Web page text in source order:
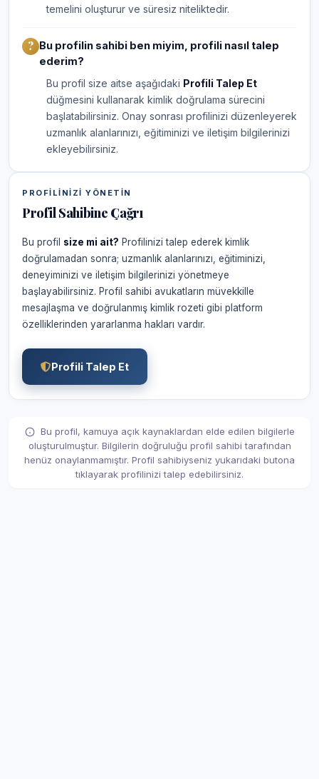
temelini oluşturur ve süresiz niteliktedir.
Bu profilin sahibi ben miyim, profili nasıl talep
ederim?
Bu profil size aitse aşağıdaki Profili Talep Et
düğmesini kullanarak kimlik doğrulama sürecini
başlatabilirsiniz. Onay sonrası profilinizi düzenleyerek
uzmanlık alanlarınızı, eğitiminizi ve iletişim bilgilerinizi
ekleyebilirsiniz.
PROFILINIZI YÖNETIN
Profil Sahibine Çağrı
Bu profil size mi ait? Profilinizi talep ederek kimlik
doğrulamadan sonra; uzmanlık alanlarınızı, eğitiminizi,
deneyiminizi ve iletişim bilgilerinizi yönetmeye
başlayabilirsiniz. Profil sahibi avukatların müvekkille
mesajlaşma ve doğrulanmış kimlik rozeti gibi platform
özelliklerinden yararlanma hakları vardır.
Profili Talep Et
Bu profil, kamuya açık kaynaklardan elde edilen bilgilerle
oluşturulmuştur. Bilgilerin doğruluğu profil sahibi tarafından
henüz onaylanmamıştır. Profil sahibiyseniz yukarıdaki butona
tıklayarak profilinizi talep edebilirsiniz.